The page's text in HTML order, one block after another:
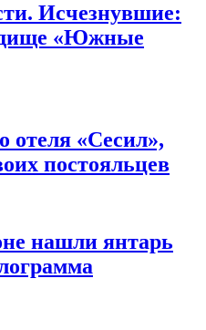
Исчезнувшие:
«Южные
отеля «Сесил»,
постояльцев
нашли янтарь